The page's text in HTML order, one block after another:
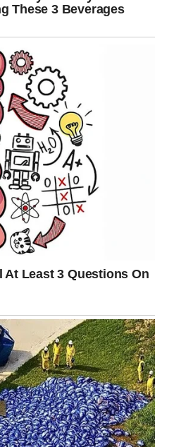
ste dobijali. Možda ste
ste ulagali energiju u
duboko u sebi pitali ste
zaslužujem?”
i prava
ste u vezi, odnos dobija
više pažnje, više
Ako ste prolazili kroz krizu,
iskrenog razgovora.
kada privlače osobu koja
kao vrednost. Nema više
Dolazi neko ko stoji pored
ravnopravno.
koje ste čekali
ponuda, ili konačno
Ovan je dugo nosio